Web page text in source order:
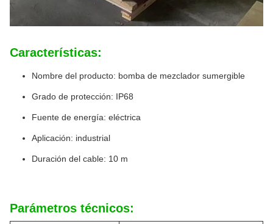
Características:
Nombre del producto: bomba de mezclador sumergible
Grado de protección: IP68
Fuente de energía: eléctrica
Aplicación: industrial
Duración del cable: 10 m
Parámetros técnicos: